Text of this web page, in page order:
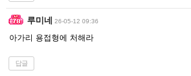
루미네 26-05-12 09:36
아가리 용접형에 처해라
답글